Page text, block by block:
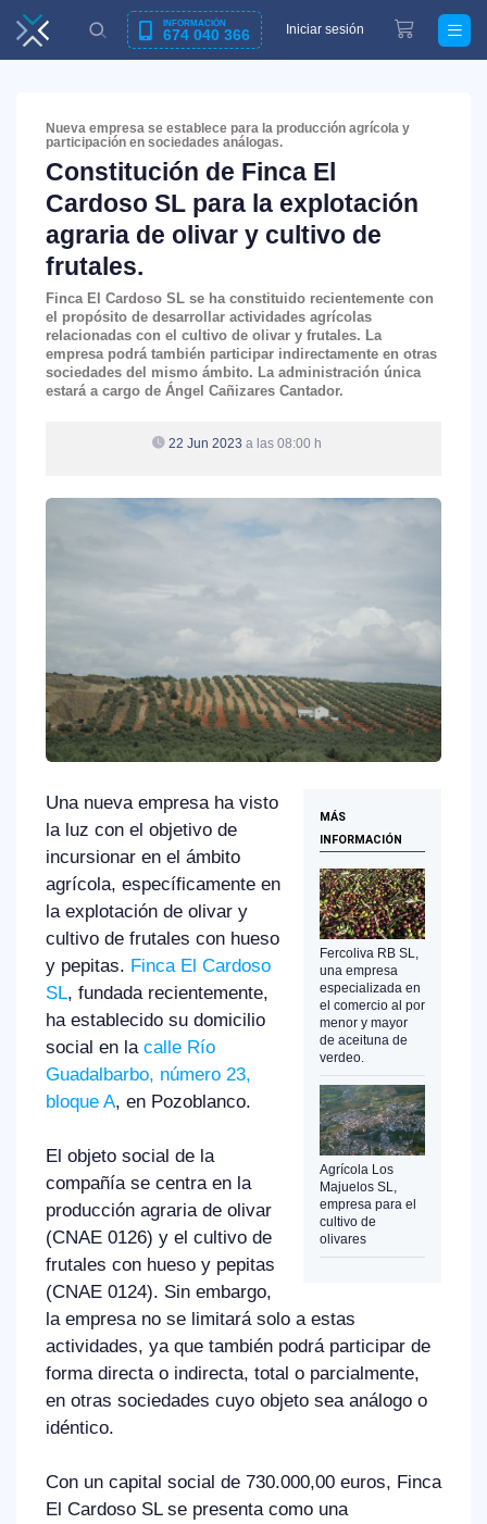
INFORMACIÓN
674 040 366 Iniciar sesión
Nueva empresa se establece para la producción agrícola y
participación en sociedades análogas.
Constitución de Finca El
Cardoso SL para la explotación
agraria de olivar y cultivo de
frutales.
Finca El Cardoso SL se ha constituido recientemente con
el propósito de desarrollar actividades agrícolas
relacionadas con el cultivo de olivar y frutales. La
empresa podrá también participar indirectamente en otras
sociedades del mismo ámbito. La administración única
estará a cargo de Ángel Cañizares Cantador.
22 Jun 2023 a las 08:00 h
MÁS
INFORMACIÓN
Fercoliva RB SL,
una empresa
especializada en
el comercio al por
menor y mayor
de aceituna de
verdeo.
Agrícola Los
Majuelos SL,
empresa para el
cultivo de
olivares
Una nueva empresa ha visto
la luz con el objetivo de
incursionar en el ámbito
agrícola, específicamente en
la explotación de olivar y
cultivo de frutales con hueso
y pepitas. Finca El Cardoso
SL, fundada recientemente,
ha establecido su domicilio
social en la calle Río
Guadalbarbo, número 23,
bloque A, en Pozoblanco.
El objeto social de la
compañía se centra en la
producción agraria de olivar
(CNAE 0126) y el cultivo de
frutales con hueso y pepitas
(CNAE 0124). Sin embargo,
la empresa no se limitará solo a estas
actividades, ya que también podrá participar de
forma directa o indirecta, total o parcialmente,
en otras sociedades cuyo objeto sea análogo o
idéntico.
Con un capital social de 730.000,00 euros, Finca
El Cardoso SL se presenta como una